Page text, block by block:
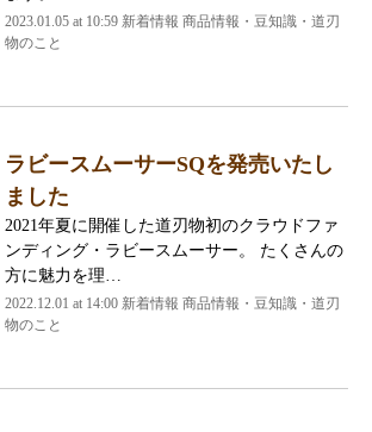
2023.01.05 at 10:59 新着情報 商品情報・豆知識・道刃
物のこと
ラビースムーサーSQを発売いたし
ました
2021年夏に開催した道刃物初のクラウドファ
ンディング・ラビースムーサー。 たくさんの
方に魅力を理…
2022.12.01 at 14:00 新着情報 商品情報・豆知識・道刃
物のこと